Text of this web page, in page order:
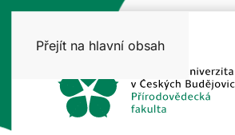
Přejít na hlavní obsah